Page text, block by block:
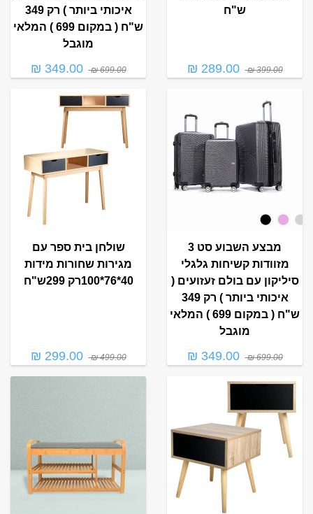
ש"ח
399.00 ₪
289.00 ₪
איכותי ביותר ) רק 349
ש"ח ( במקום 699 ) המלאי
מוגבל
699.00 ₪
349.00 ₪
מבצע השבוע סט 3
מזוודות קשיחות גלגלי
סיליקון עם בולם זעזועים (
איכותי ביותר ) רק 349
ש"ח ( במקום 699 ) המלאי
מוגבל
699.00 ₪
349.00 ₪
שולחן בית ספר עם
מגירות שחורות מידות
40*76*100רק 299ש"ח
499.00 ₪
299.00 ₪